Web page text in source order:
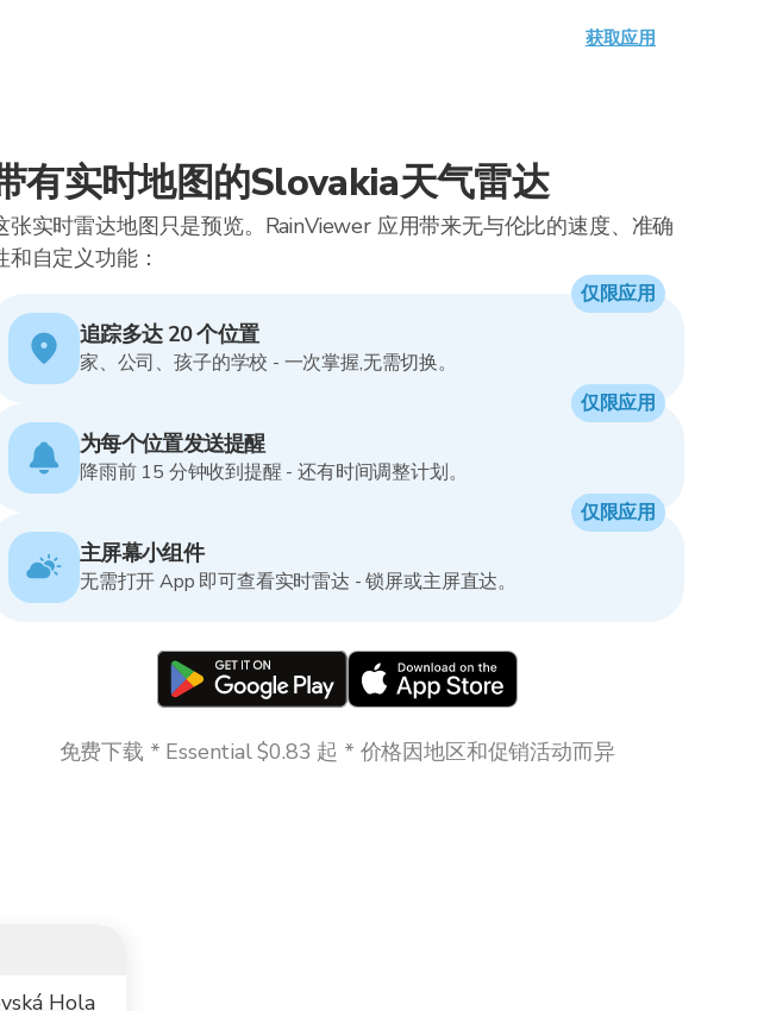
有实时地图的Slovakia天气雷达
张实时雷达地图只是预览。RainViewer 应用带来无与伦比的速度、准确
和自定义功能：
追踪多达 20 个位置
家、公司、孩子的学校 - 一次掌握,无需切换。
仅限应用
为每个位置发送提醒
降雨前 15 分钟收到提醒 - 还有时间调整计划。
仅限应用
主屏幕小组件
无需打开 App 即可查看实时雷达 - 锁屏或主屏直达。
仅限应用
免费下载 * Essential $0.83 起 * 价格因地区和促销活动而异
Hola
获取应用